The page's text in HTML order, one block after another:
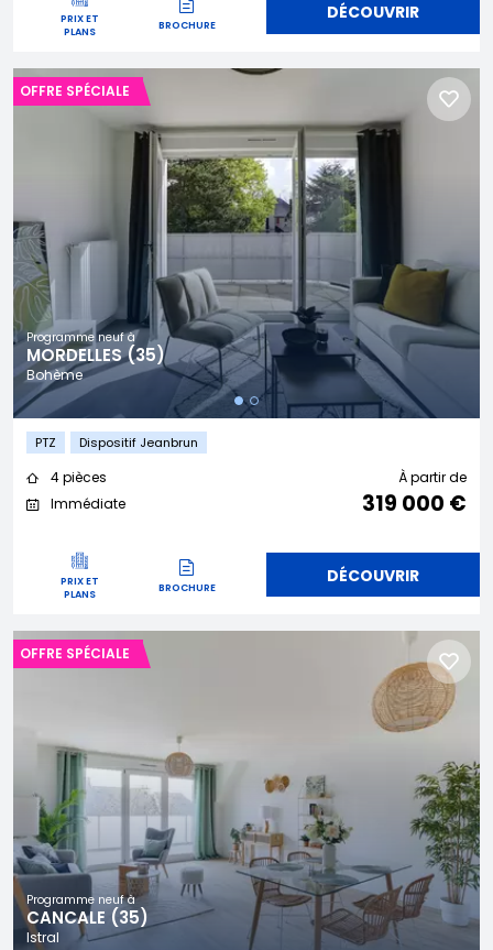
PRIX ET
PLANS
BROCHURE
DÉCOUVRIR
Programme neuf à
MORDELLES (35)
Bohème
OFFRE SPÉCIALE
PTZ Dispositif Jeanbrun
4 pièces
Immédiate
À partir de
319 000 €
PRIX ET
PLANS
BROCHURE
DÉCOUVRIR
Programme neuf à
CANCALE (35)
Istral
OFFRE SPÉCIALE